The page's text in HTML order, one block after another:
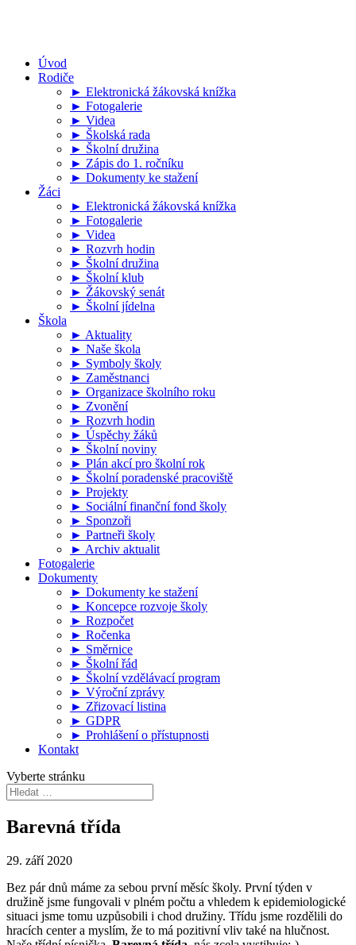
Úvod
Rodiče
► Elektronická žákovská knížka
► Fotogalerie
► Videa
► Školská rada
► Školní družina
► Zápis do 1. ročníku
► Dokumenty ke stažení
Žáci
► Elektronická žákovská knížka
► Fotogalerie
► Videa
► Rozvrh hodin
► Školní družina
► Školní klub
► Žákovský senát
► Školní jídelna
Škola
► Aktuality
► Naše škola
► Symboly školy
► Zaměstnanci
► Organizace školního roku
► Zvonění
► Rozvrh hodin
► Úspěchy žáků
► Školní noviny
► Plán akcí pro školní rok
► Školní poradenské pracoviště
► Projekty
► Sociální finanční fond školy
► Sponzoři
► Partneři školy
► Archiv aktualit
Fotogalerie
Dokumenty
► Dokumenty ke stažení
► Koncepce rozvoje školy
► Rozpočet
► Ročenka
► Směrnice
► Školní řád
► Školní vzdělávací program
► Výroční zprávy
► Zřizovací listina
► GDPR
► Prohlášení o přístupnosti
Kontakt
Vyberte stránku
Barevná třída
29. září 2020
Bez pár dnů máme za sebou první měsíc školy. První týden v
družině jsme fungovali v plném počtu a vhledem k epidemiologické
situaci jsme tomu uzpůsobili i chod družiny. Třídu jsme rozdělili do
hracích center a myslím, že to má pozitivní vliv také na hlučnost.